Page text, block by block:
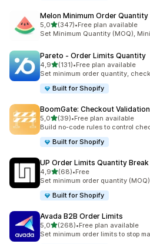
Melon Minimum Order Quantity
5,05 yıldız üzerinden
(347)
toplam 347 değerlendirme
•Free plan available
Set Minimum Quantity (MOQ),
Pareto ‑ Order Limits Quantity
4,95 yıldız üzerinden
(131)
toplam 131 değerlendirme
•Free plan available
Set minimum order quantity,
Built for Shopify
BoomGate: Checkout Validation
5,05 yıldız üzerinden
(39)
toplam 39 değerlendirme
•Free plan available
Build no-code rules to control
Built for Shopify
UP Order Limits Quantity Break
4,95 yıldız üzerinden
(68)
toplam 68 değerlendirme
•Free
Set minimum order quantity
Built for Shopify
Avada B2B Order Limits
5,05 yıldız üzerinden
(268)
toplam 268 değerlendirme
•Free plan available
Set minimum order limits to stop